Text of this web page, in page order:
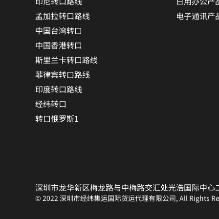
孟加拉转口路线
中国台湾转口
中国香港转口
斯里兰卡转口路线
菲律宾转口路线
印度转口路线
经纬转口
转口俄罗斯1
电子通讯产
深圳市龙华新区梅龙路与中梅路交汇处光浩国际中心
© 2022 深圳市经纬集运国际货运代理有限公司, All Rights